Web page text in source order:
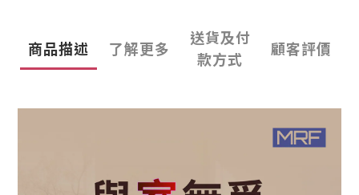
商品描述 了解更多
送貨及付
款方式
顧客評價